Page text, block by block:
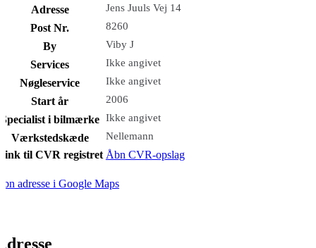
Adresse Jens Juuls Vej 14
Post Nr. 8260
By Viby J
Services Ikke angivet
Nøgleservice Ikke angivet
Start år 2006
Specialist i bilmærke Ikke angivet
Værkstedskæde Nellemann
til CVR registret Åbn CVR-opslag
adresse i Google Maps